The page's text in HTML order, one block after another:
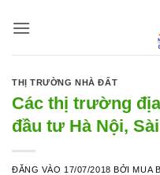
qua
THỊ TRƯỜNG NHÀ ĐẤT
Các thị trường
đầu tư Hà Nội,
ĐĂNG VÀO 17/07/2018 BỞI MUA